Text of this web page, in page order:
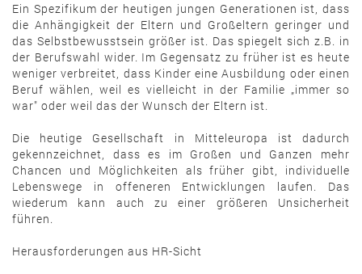
Ein Spezifikum der heutigen jungen Generationen ist, dass
die Anhängigkeit der Eltern und Großeltern geringer und
das Selbstbewusstsein größer ist. Das spiegelt sich z.B. in
der Berufswahl wider. Im Gegensatz zu früher ist es heute
weniger verbreitet, dass Kinder eine Ausbildung oder einen
Beruf wählen, weil es vielleicht in der Familie „immer so
war" oder weil das der Wunsch der Eltern ist.
Die heutige Gesellschaft in Mitteleuropa ist dadurch
gekennzeichnet, dass es im Großen und Ganzen mehr
Chancen und Möglichkeiten als früher gibt, individuelle
Lebenswege in offeneren Entwicklungen laufen. Das
wiederum kann auch zu einer größeren Unsicherheit
führen.
Herausforderungen aus HR-Sicht